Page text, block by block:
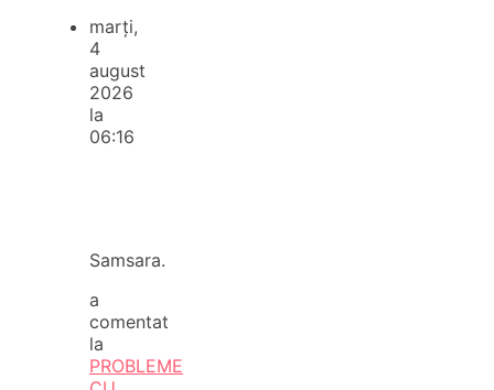
marți,
4
august
2026
la
06:16
Samsara.
a
comentat
la
PROBLEME